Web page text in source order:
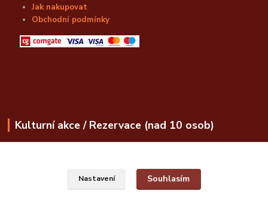
Jak nakupovat
Obchodní podmínky
Kulturní akce / Rezervace (nad 10 osob)
Nastavení Souhlasím